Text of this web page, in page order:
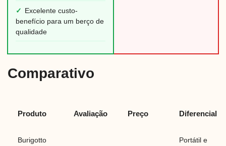
✓
Excelente custo-
benefício para um berço de
qualidade
Comparativo
Produto Avaliação Preço Diferencial
Burigotto
Portátil e